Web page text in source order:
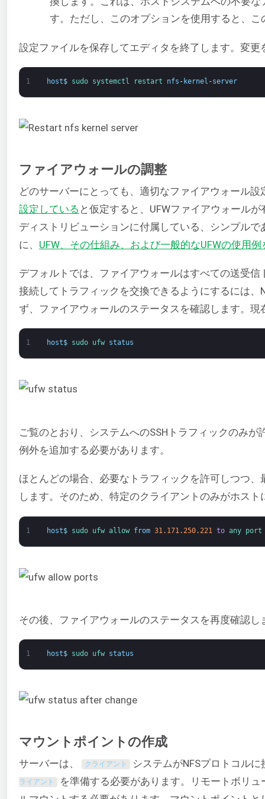
す。ただし、このオプションを使用すると、
設定ファイルを保存してエディタを終了します。変
1 host$ sudo systemctl restart nfs - kernel -server
ファイアウォールの調整
どのサーバーにとっても、適切なファイアウォール設
設定している と仮定すると、UFWファイアウォール
ディストリビューションに付属している、シンプル
に、 UFW、その仕組み、および一般的なUFWの使用
デフォルトでは、ファイアウォールはすべての送受
接続してトラフィックを交換できるようにするには
ず、ファイアウォールのステータスを確認します。
1 host$ sudo ufw status
ご覧のとおり、システムへのSSHトラフィックのみ
例外を追加する必要があります。
ほとんどの場合、必要なトラフィックを許可しつつ
します。そのため、特定のクライアントのみがホス
1 host$ sudo ufw allow from 31.171.250.221 to any
その後、ファイアウォールのステータスを再度確認し
1 host$ sudo ufw status
マウントポイントの作成
サーバーは、 クライアント システムがNFSプロトコル
ライアント を準備する必要があります。リモートボリ